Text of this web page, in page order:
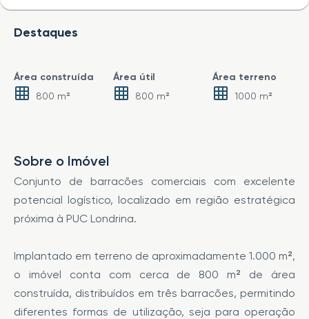
Destaques
Área construída
800 m²
Área útil
800 m²
Área terreno
1000 m²
Sobre o Imóvel
Conjunto de barracões comerciais com excelente
potencial logístico, localizado em região estratégica
próxima à PUC Londrina.
Implantado em terreno de aproximadamente 1.000 m²,
o imóvel conta com cerca de 800 m² de área
construída, distribuídos em três barracões, permitindo
diferentes formas de utilização, seja para operação